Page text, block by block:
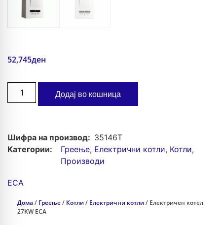
52,745ден
Додај во кошница
Шифра на производ: 35146T
Категории:
Греење, Електрични котли, Котли,
Производи
ECA
Дома / Греење/ Котли/ Електрични котли/ Електричен котел
27KW ECA